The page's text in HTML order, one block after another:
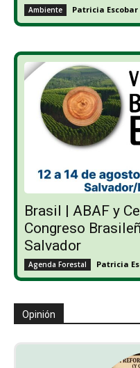
Ambiente Patricia Escobar
Brasil | ABAF y
Congreso
Salvador
Agenda Forestal Patricia
Opinión